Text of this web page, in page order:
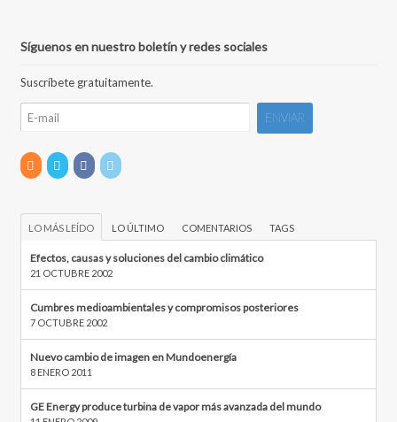
Síguenos en nuestro boletín y redes sociales
Suscríbete gratuitamente.
LO MÁS LEÍDO LO ÚLTIMO COMENTARIOS TAGS
Efectos, causas y soluciones del cambio climático
21 OCTUBRE 2002
Cumbres medioambientales y compromisos posteriores
7 OCTUBRE 2002
Nuevo cambio de imagen en Mundoenergía
8 ENERO 2011
GE Energy produce turbina de vapor más avanzada del mundo